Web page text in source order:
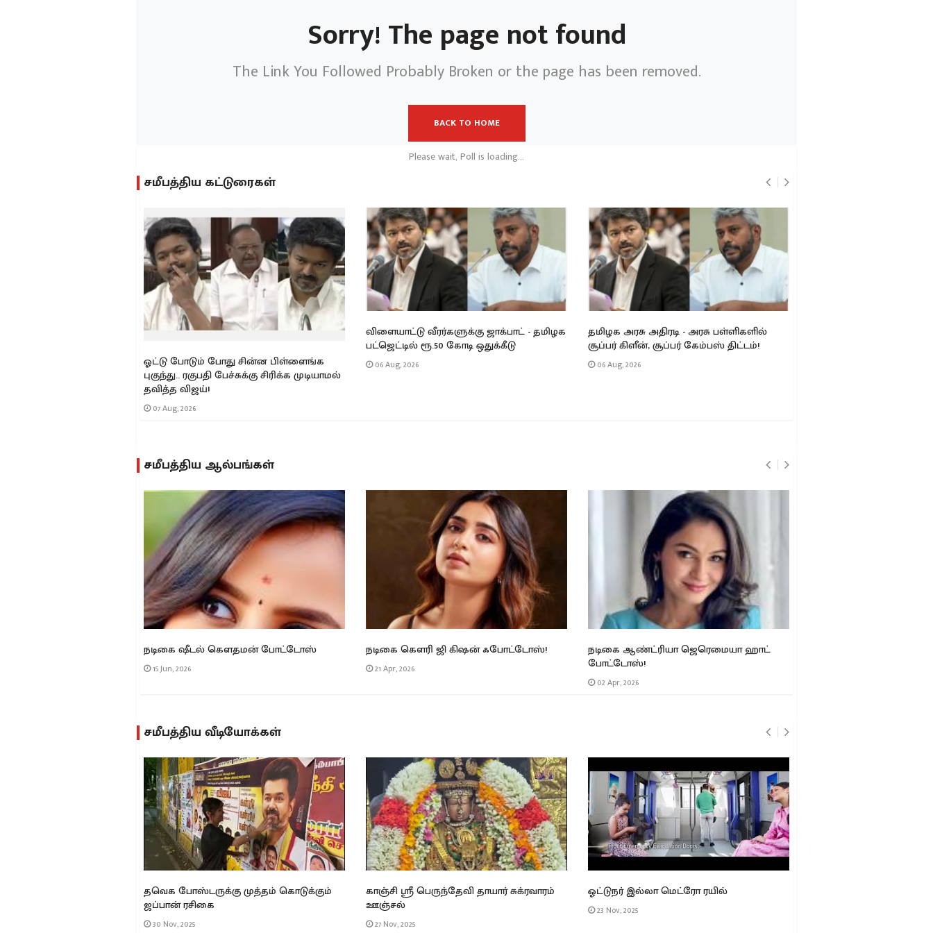
Sorry! The page not found
The Link You Followed Probably Broken or the page has been removed.
BACK TO HOME
Please wait, Poll is loading...
சமீபத்திய கட்டுரைகள்
ஓட்டு போடும் போது சின்ன பிள்ளைங்க
புகுந்து.. ரகுபதி பேச்சுக்கு சிரிக்க முடியாமல்
தவித்த விஜய்!
07 Aug, 2026
விளையாட்டு வீரர்களுக்கு ஜாக்பாட் - தமிழக
பட்ஜெட்டில் ரூ.50 கோடி ஒதுக்கீடு
06 Aug, 2026
தமிழக அரசு அதிரடி - அரசு பள்ளிகளில்
சூப்பர் கிளீன், சூப்பர் கேம்பஸ் திட்டம்!
06 Aug, 2026
சமீபத்திய ஆல்பங்கள்
நடிகை ஷீடல் கௌதமன் போட்டோஸ்
15 Jun, 2026
நடிகை கௌரி ஜி கிஷன் ஃபோட்டோஸ்!
21 Apr, 2026
நடிகை ஆண்ட்ரியா ஜெரெமையா ஹாட்
போட்டோஸ்!
02 Apr, 2026
சமீபத்திய வீடியோக்கள்
தவெக போஸ்டருக்கு முத்தம் கொடுக்கும்
ஜப்பான் ரசிகை
30 Nov, 2025
காஞ்சி ஶ்ரீ பெருந்தேவி தாயார் சுக்ரவாரம்
ஊஞ்சல்
27 Nov, 2025
ஓட்டுநர் இல்லா மெட்ரோ ரயில்
23 Nov, 2025